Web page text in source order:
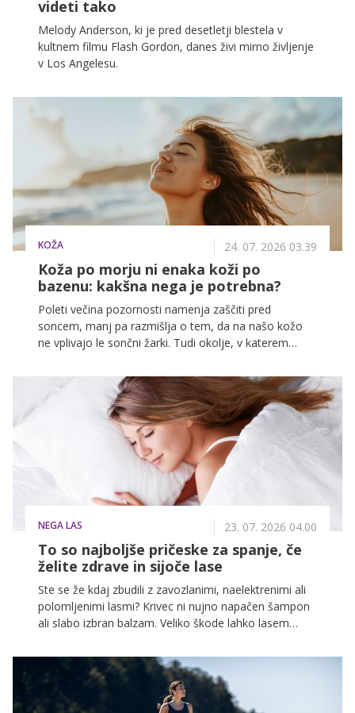
videti tako
Melody Anderson, ki je pred desetletji blestela v
kultnem filmu Flash Gordon, danes živi mirno življenje
v Los Angelesu.
KOŽA 24. 07. 2026 03.39
Koža po morju ni enaka koži po
bazenu: kakšna nega je potrebna?
Poleti večina pozornosti namenja zaščiti pred
soncem, manj pa razmišlja o tem, da na našo kožo
ne vplivajo le sončni žarki. Tudi okolje, v katerem
bazenska voda namreč na kožo delujeta povsem
drugače, zato tudi nega po kopanju ne bi smela biti
NEGA LAS 23. 07. 2026 04.00
To so najboljše pričeske za spanje, če
želite zdrave in sijoče lase
Ste se že kdaj zbudili z zavozlanimi, naelektrenimi ali
polomljenimi lasmi? Krivec ni nujno napačen šampon
ali slabo izbran balzam. Veliko škode lahko lasem